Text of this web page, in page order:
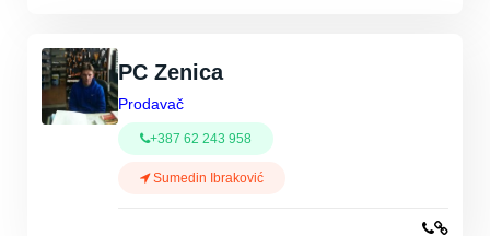
PC Zenica
Prodavač
+387 62 243 958
Sumedin Ibraković